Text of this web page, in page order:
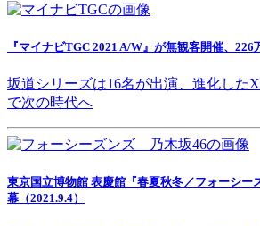
『マイナビTGC 2021 A/W』が無観客開催、226
坂道シリーズは16名が出演、進化した
で次の時代へ
東京国立博物館 表慶館『春夏秋冬／フォーシ
幕（2021.9.4）